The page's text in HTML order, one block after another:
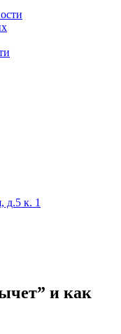
д.5 к. 1
и как